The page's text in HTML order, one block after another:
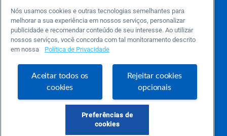
Este é um blog colaborativo.
O Sebrae não se responsabiliza pelo conteúdo publicado por terceiros.
Uma das maiores Comunidades de Empreendedorismo do Brasil, a Comunidade
E claro, conte sempre com o Sebrae/PR, em todos os momentos de sua vida
empreendedora.
Nós usamos cookies e outras tecnologias semelhantes para
melhorar a sua experiência em nossos serviços, personalizar
publicidade e recomendar conteúdo de seu interesse. Ao utilizar
nossos serviços, você concorda com tal monitoramento descrito
em nossa
Política de Privacidade
Aceitar todos os
cookies
Rejeitar cookies
opcionais
Preferências de
cookies